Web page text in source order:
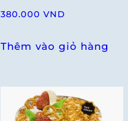
380.000 VND
Thêm vào giỏ hàng